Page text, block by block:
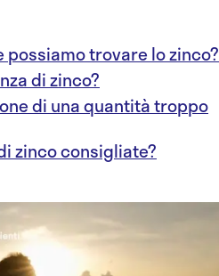
possiamo trovare lo zinco?
di zinco?
di una quantità troppo
zinco consigliate?